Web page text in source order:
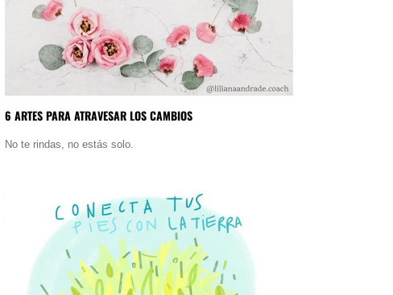
6 ARTES PARA ATRAVESAR LOS CAMBIOS
No te rindas, no estás solo.